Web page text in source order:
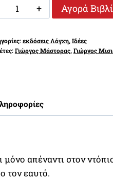
ΟΝΕΙΡΑ
ΑΠΟ
-
ποσότητα
Αγορά
εκδόσεις Λόγχη, Ιδέες
Γιώργος Μάστορας, Γιώργος
απέναντι στον
τον εαυτό.